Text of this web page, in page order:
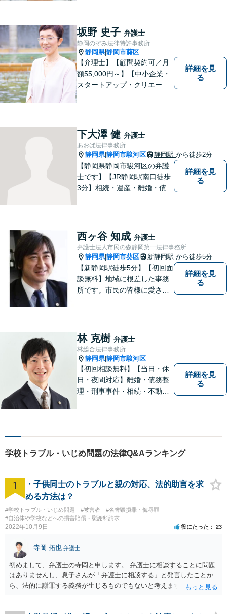
坂野 史子 弁護士
静岡のぞみ法律特許事務所
静岡県|静岡市葵区
【弁理士】【顧問契約可／月
額55,000円～】【中小企業・
スタートアップ・クリエータ
ポート。「特許、意匠、商
標、著作権、不正競争防止法
の専門知識・経験豊富」「リ
ーガルフォースの高精度契約
書チェック」
詳細を見
る
下大澤 健 弁護士
あおば法律事務所
静岡県|静岡市駿河区 静岡駅 から徒歩2分
【静岡県静岡市駿河区の弁護
士です】【JR静岡駅南口徒歩
3分】相続・遺産・離婚・債務
整理など企業に関わる問題を
幅広く取り扱っております。
どうぞお気軽にご相談くださ
い。
詳細を見
る
西ヶ谷 知成 弁護士
弁護士法人市民の森静岡第一法律事務所
静岡県|静岡市葵区 新静岡駅 から徒歩5分
【新静岡駅徒歩5分】【初回面
談無料】地域に根差した事務
所です。市民の皆様に愛され
軽にご連絡ください。
詳細を見
る
林 克樹 弁護士
林総合法律事務所
静岡県|静岡市駿河区
【初回相談無料】【当日・休
日・夜間対応】離婚・債務整
理・刑事事件・相続・不動産
す。法人・個人事業主の事業
自信があります。
詳細を見
る
学校トラブル・いじめ問題の法律Q&Aランキング
1
・子供同士のトラブルと親の対応、法的助言を求
める方法は？
#学校トラブル・いじめ問題 #被害者
#名誉毀損罪・侮辱罪
#自治体や学校などへの損害賠償・慰謝料請求
2022年10月9日 役にたった 23
寺岡 拓也 弁護士
初めまして、弁護士の寺岡と申します。 弁護士に相談することに問題
はありませんし、息子さんが「弁護士に相談する」と発言したことか
ら、法的に謝罪する義務が生じるものでもないと考えます。 経緯から
す。 子どもの専門相談窓口もありますし、一度相談だけでもしてはい